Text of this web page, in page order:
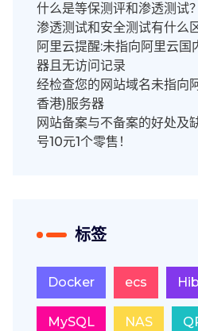
什么是等保测评和渗透测试
渗透测试和安全测试有什么
阿里云提醒:未指向阿里云
器且无访问记录
经检查您的网站域名未指向
香港)服务器
网站备案与不备案的好处及
号10元1个零售！
标签
Docker ecs
MySQL NAS